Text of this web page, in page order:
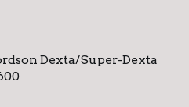
Dexta/Super-Dexta